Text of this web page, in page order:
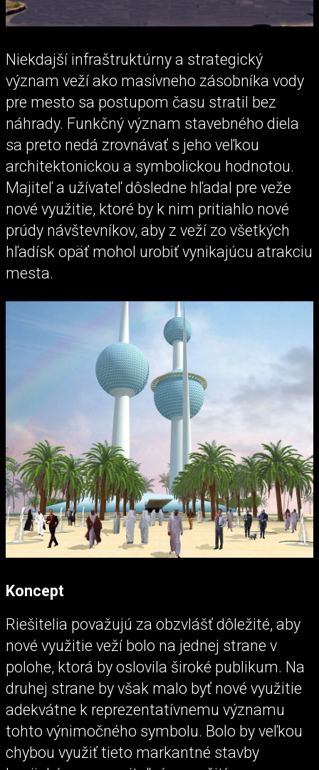
Niekdajší infraštruktúrny a strategický
význam veží ako masívneho zásobníka vody
pre mesto sa postupom času stratil bez
náhrady. Funkčný význam stavebného diela
sa preto nedá zrovnávať s jeho veľkou
architektonickou a symbolickou hodnotou.
Majiteľ a užívateľ dôsledne hľadal pre veže
nové využitie, ktoré by k nim pritiahlo nové
prúdy návštevníkov, aby z veží zo všetkých
hľadísk opäť mohol urobiť vynikajúcu atrakciu
mesta.
Koncept
Riešitelia považujú za obzvlášť dôležité, aby
nové využitie veží bolo na jednej strane v
polohe, ktorá by oslovila široké publikum. Na
druhej strane by však malo byť nové využitie
adekvátne k reprezentatívnemu významu
tohto výnimočného symbolu. Bolo by veľkou
chybou využiť tieto markantné stavby